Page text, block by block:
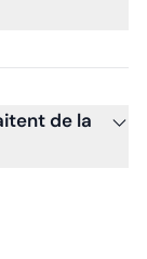
de la